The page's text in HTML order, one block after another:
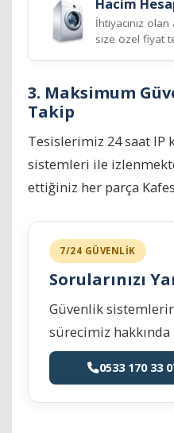
Hacim
İhtiyacınız
size özel fiyat
3. Maksimum
Takip
Tesislerimiz 24 saat IP
sistemleri ile
ettiğiniz her parça
7/24 GÜVENLİK
Sorularınızı
Güvenlik
sürecimiz hakkında
0533 170 33